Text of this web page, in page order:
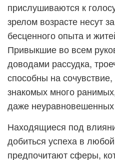
прислушиваются к
зрелом возрасте несут
бесценного опыта и
Привыкшие во всем
доводами рассудка,
способны на
знакомых много
даже
Находящиеся под
добиться успеха в
предпочитают сферы,